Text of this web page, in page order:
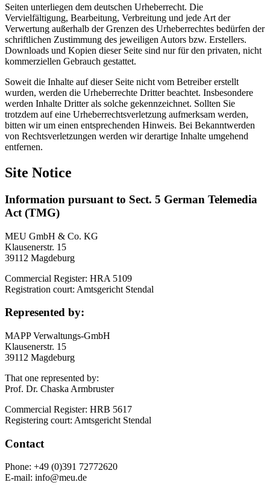
Seiten unterliegen dem deutschen Urheberrecht. Die
Vervielfältigung, Bearbeitung, Verbreitung und jede Art der
Verwertung außerhalb der Grenzen des Urheberrechtes bedürfen der
schriftlichen Zustimmung des jeweiligen Autors bzw. Erstellers.
Downloads und Kopien dieser Seite sind nur für den privaten, nicht
kommerziellen Gebrauch gestattet.
Soweit die Inhalte auf dieser Seite nicht vom Betreiber erstellt
wurden, werden die Urheberrechte Dritter beachtet. Insbesondere
werden Inhalte Dritter als solche gekennzeichnet. Sollten Sie
trotzdem auf eine Urheberrechtsverletzung aufmerksam werden,
bitten wir um einen entsprechenden Hinweis. Bei Bekanntwerden
von Rechtsverletzungen werden wir derartige Inhalte umgehend
entfernen.
Site Notice
Information pursuant to Sect. 5 German Telemedia
Act (TMG)
MEU GmbH & Co. KG
Klausenerstr. 15
39112 Magdeburg
Commercial Register: HRA 5109
Registration court: Amtsgericht Stendal
Represented by:
MAPP Verwaltungs-GmbH
Klausenerstr. 15
39112 Magdeburg
That one represented by:
Prof. Dr. Chaska Armbruster
Commercial Register: HRB 5617
Registering court: Amtsgericht Stendal
Contact
Phone: +49 (0)391 72772620
E-mail: info@meu.de